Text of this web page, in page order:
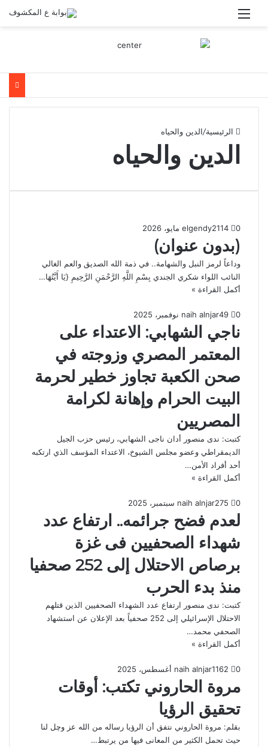
الرئيسية/الدين والحياه
الدين والحياه
elgendy21 مايو، 2026 0
(بدون عنوان)
وداعاً لرمز النبل والشهامة.. في ذمة الله الصديق والعم الغالي
النائب اللواء شكري الجندي بِسْمِ اللَّهِ الرَّحْمَنِ الرَّحِيمِ {يَا أَيَّتُهَا…
أكمل القراءة »
naih alnjar4 نوفمبر، 2025 0
ناجي الشهابي: الاعتداء على
المعتمر المصري وزوجته في
صحن الكعبة تجاوز خطير لحرمة
البيت الحرام وإهانة لكرامة
المصريين
كتبت: ندى منصور أدان ناجى الشهابي، رئيس حزب الجيل
الديمقراطي وعضو مجلس الشيوخ، الاعتداء المؤسف الذي ارتكبه
أحد أفراد الأمن…
أكمل القراءة »
naih alnjar27 سبتمبر، 2025 0
لعدم فضح جرائمه.. ارتفاع عدد
شهداء الصحفيين فى غزة
برصاص الاحتلال إلى 252 صحفيا
منذ بدء الحرب
كتبت: ندى منصور ارتفاع عدد الشهداء الصحفيين الذين قتلهم
الاحتلال الإسرائيلي إلى 252 صحفياً بعد الإعلان عن استشهاد
الصحفي محمد…
أكمل القراءة »
naih alnjar11 أغسطس، 2025 0
مروة الحاروني تكتب: أوقات
تحقيق الرؤيا
بقلم: مروة الحاروني نتفق أن الرؤيا رساله من الله عز وچل لنا
حيث تحمل الكثير من المعانى فيها من يرتبط…